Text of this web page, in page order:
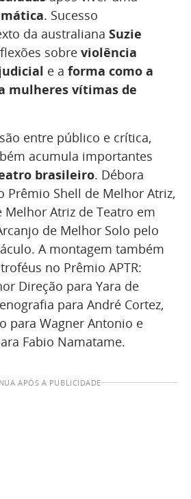
. Sucesso
da australiana Suzie
sobre violência
e a forma como a
mulheres vítimas de
entre público e crítica,
acumula importantes
brasileiro. Débora
Prêmio Shell de Melhor Atriz,
Melhor Atriz de Teatro em
de Melhor Solo pelo
A montagem também
no Prêmio APTR:
Direção para Yara de
para André Cortez,
para Wagner Antonio e
Fabio Namatame.
APÓS A PUBLICIDADE